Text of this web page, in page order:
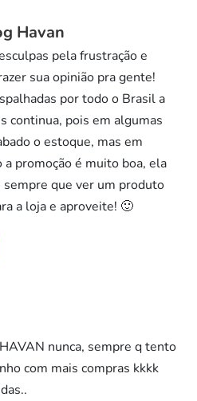
Havan
pela frustração e
sua opinião pra gente!
por todo o Brasil a
continua, pois em algumas
o estoque, mas em
a promoção é muito boa, ela
sempre que ver um produto
a loja e aproveite! 🙂
nunca, sempre q tento
com mais compras kkkk